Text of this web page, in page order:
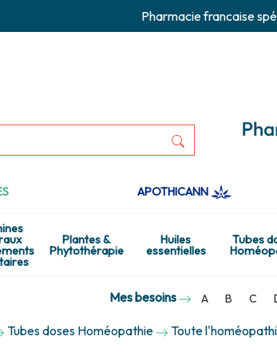
Pharmacie francaise
APOTHICANN
Plantes &
Phytothérapie
Huiles
essentielles
Tubes
Mes besoins A B C
Tubes doses Homéopathie Toute